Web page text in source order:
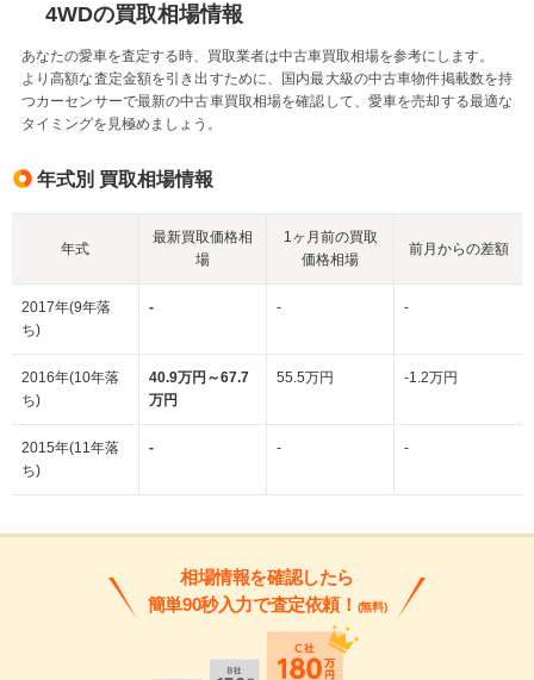
4WDの買取相場情報
あなたの愛車を査定する時、買取業者は中古車買取相場を参考にします。
より高額な査定金額を引き出すために、国内最大級の中古車物件掲載数を持
つカーセンサーで最新の中古車買取相場を確認して、愛車を売却する最適な
タイミングを見極めましょう。
年式別 買取相場情報
年式
最新買取価格相
場
1ヶ月前の買取
価格相場
前月からの差額
2017年(9年落
ち)
- - -
2016年(10年落
ち)
40.9万円～67.7
万円
55.5万円 -1.2万円
2015年(11年落
ち)
- - -
相場情報を確認したら
簡単90秒入力で査定依頼！ (無料)